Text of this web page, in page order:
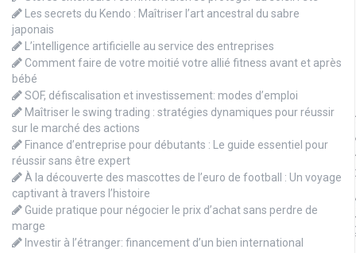
Les secrets du Kendo : Maîtriser l’art ancestral du sabre
japonais
L’intelligence artificielle au service des entreprises
Comment faire de votre moitié votre allié fitness avant et après
bébé
SOF, défiscalisation et investissement: modes d’emploi
Maîtriser le swing trading : stratégies dynamiques pour réussir
sur le marché des actions
Finance d’entreprise pour débutants : Le guide essentiel pour
réussir sans être expert
À la découverte des mascottes de l’euro de football : Un voyage
captivant à travers l’histoire
Guide pratique pour négocier le prix d’achat sans perdre de
marge
Investir à l’étranger: financement d’un bien international